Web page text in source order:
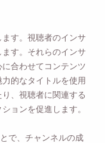
す。視聴者のインサ
す。それらのインサ
合わせてコンテンツ
的なタイトルを使用
、視聴者に関連する
ョンを促進します。
で、チャンネルの成